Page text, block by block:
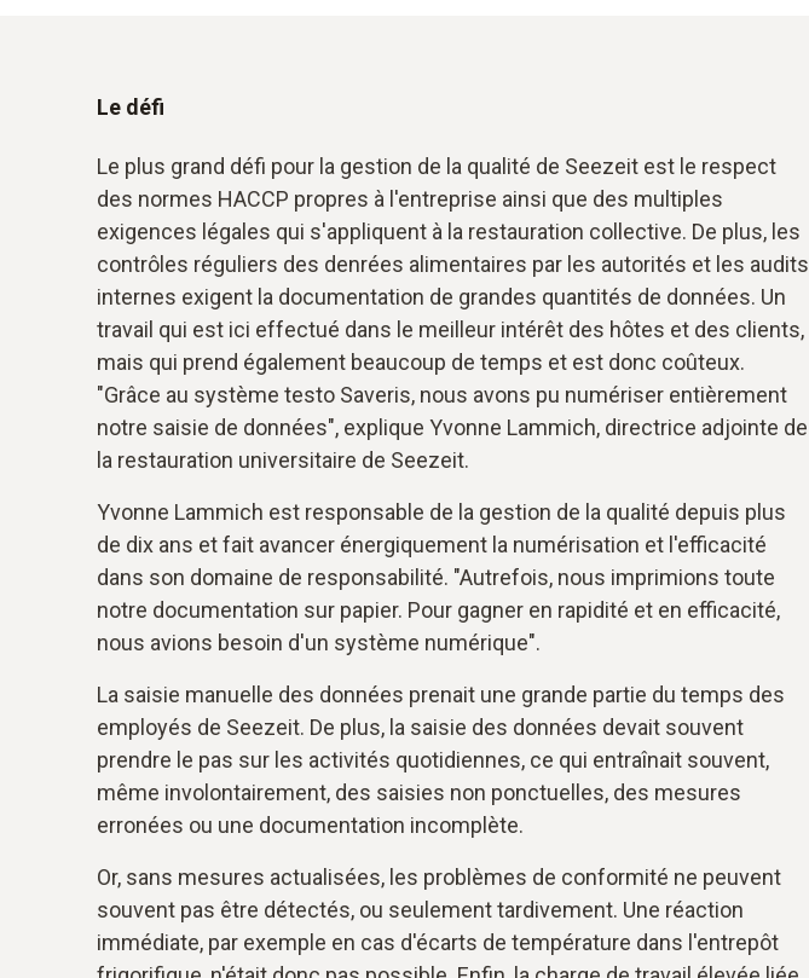
Le défi
Le plus grand défi pour la gestion de la qualité de Seezeit est le respect
des normes HACCP propres à l'entreprise ainsi que des multiples
exigences légales qui s'appliquent à la restauration collective. De plus, les
contrôles réguliers des denrées alimentaires par les autorités et les audits
internes exigent la documentation de grandes quantités de données. Un
travail qui est ici effectué dans le meilleur intérêt des hôtes et des clients,
mais qui prend également beaucoup de temps et est donc coûteux.
"Grâce au système testo Saveris, nous avons pu numériser entièrement
notre saisie de données", explique Yvonne Lammich, directrice adjointe de
la restauration universitaire de Seezeit.
Yvonne Lammich est responsable de la gestion de la qualité depuis plus
de dix ans et fait avancer énergiquement la numérisation et l'efficacité
dans son domaine de responsabilité. "Autrefois, nous imprimions toute
notre documentation sur papier. Pour gagner en rapidité et en efficacité,
nous avions besoin d'un système numérique".
La saisie manuelle des données prenait une grande partie du temps des
employés de Seezeit. De plus, la saisie des données devait souvent
prendre le pas sur les activités quotidiennes, ce qui entraînait souvent,
même involontairement, des saisies non ponctuelles, des mesures
erronées ou une documentation incomplète.
Or, sans mesures actualisées, les problèmes de conformité ne peuvent
souvent pas être détectés, ou seulement tardivement. Une réaction
immédiate, par exemple en cas d'écarts de température dans l'entrepôt